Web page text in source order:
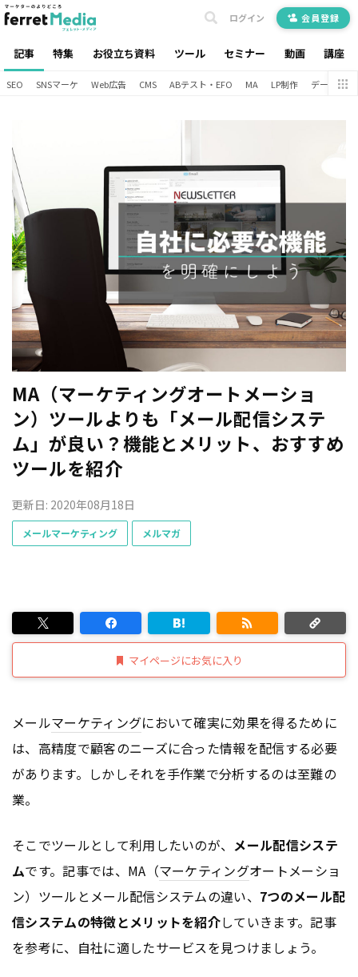
記事 特集 お役立ち資料 ツール セミナー 動画 講座
ログイン 会員登録
SEO SNSマーケ Web広告 CMS ABテスト・EFO MA LP制作 データ分析
MA（マーケティングオートメーショ
ン）ツールよりも「メール配信システ
ム」が良い？機能とメリット、おすすめ
ツールを紹介
更新日: 2020年08月18日
メールマーケティング メルマガ
マイページにお気に入り
メールマーケティングにおいて確実に効果を得るために
は、高精度で顧客のニーズに合った情報を配信する必要
があります。しかしそれを手作業で分析するのは至難の
業。
そこでツールとして利用したいのが、 メール配信システ
ムです。記事では、MA（マーケティングオートメーショ
ン）ツールとメール配信システムの違い、 7つのメール配
信システムの特徴とメリットを紹介していきます。記事
を参考に、自社に適したサービスを見つけましょう。